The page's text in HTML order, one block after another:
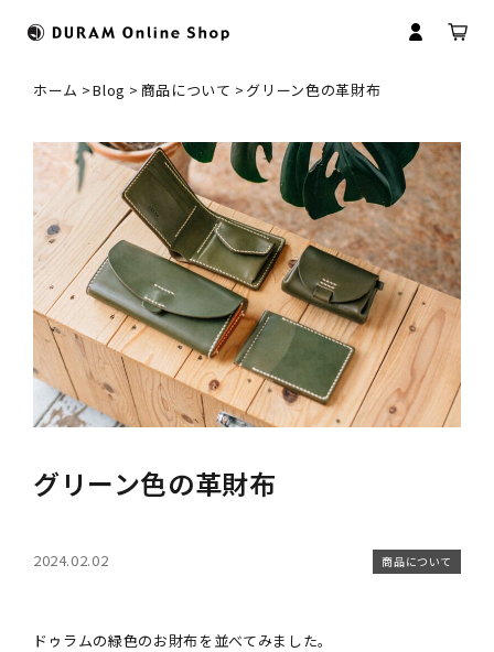
すべてのカテゴリ
財布
マネークリップ
コインケース
名刺入れ
パスケース
キーケース
カメラストラップ
HOME
ドゥラムについて
革について
革製品のお取扱いについて
商品のお届けについて
修理について
名入れについて
ラッピングについて
マイアカウント
会員登録
ログイン
ホーム Blog 商品について グリーン色の革財布
グリーン色の革財布
2024.02.02 商品について
ドゥラムの緑色のお財布を並べてみました。